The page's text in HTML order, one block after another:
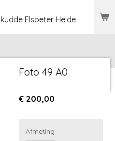
Elspeter Heide
Foto 49 A0
€ 200,00
Afmeting